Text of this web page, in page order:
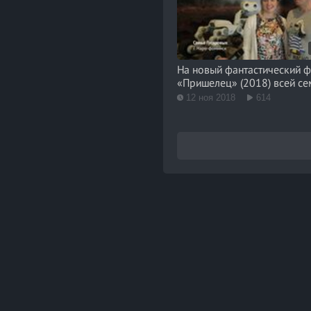
На новый фантастический
«Пришелец» (2018) всей
12 ноя 2018 614